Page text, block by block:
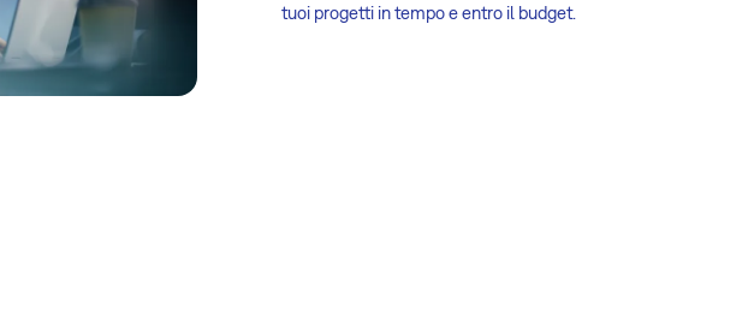
tuoi progetti in tempo e entro il budget.